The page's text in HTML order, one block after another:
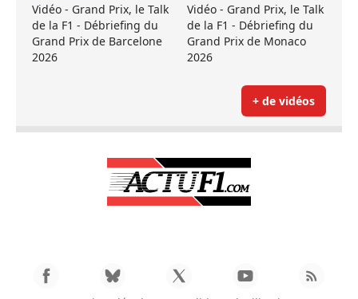
Vidéo - Grand Prix, le Talk
de la F1 - Débriefing du
Grand Prix de Barcelone
2026
Vidéo - Grand Prix, le Talk
de la F1 - Débriefing du
Grand Prix de Monaco
2026
+ de vidéos